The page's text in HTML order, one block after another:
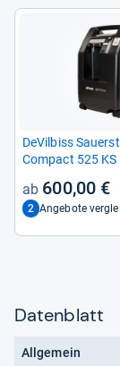
DeVil­biss
Com­pact 525 KS
600,00 €
2 Angebote
Datenblatt
Allgemein